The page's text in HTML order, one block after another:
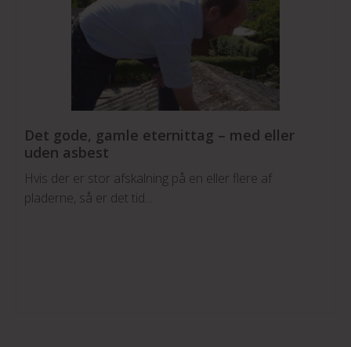
Det gode, gamle eternittag – med eller
uden asbest
Hvis der er stor afskalning på en eller flere af
pladerne, så er det tid...